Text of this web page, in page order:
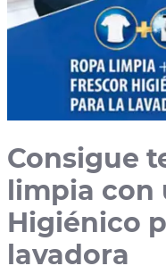
Consigue
limpia con
Higiénico
lavadora